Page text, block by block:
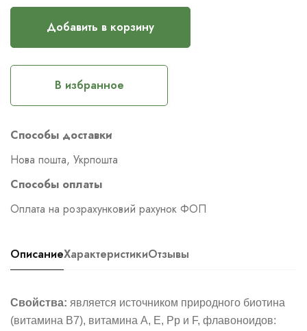
Добавить в корзину
В избранное
Способы доставки
Нова пошта, Укрпошта
Способы оплаты
Оплата на розрахунковий рахунок ФОП
ОписаниеХарактеристикиОтзывы
Свойства: является источником природного биотина
(витамина В7), витамина А, Е, Рр и F, флавоноидов: